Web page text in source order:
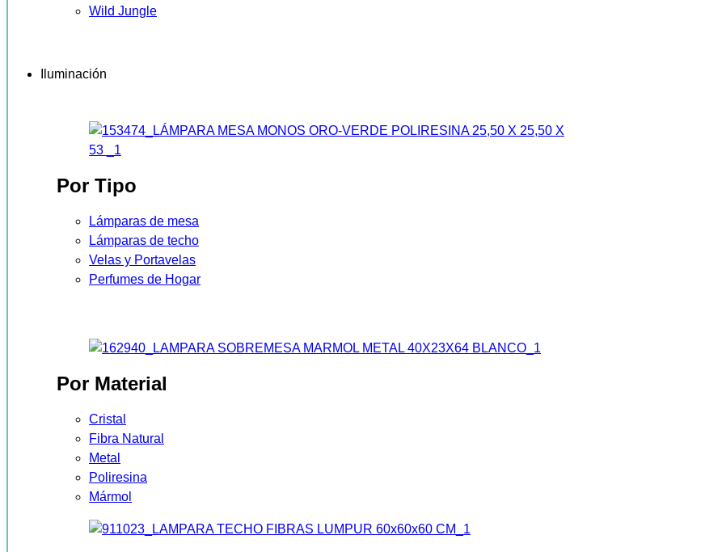
Wild Jungle
Iluminación
Por Tipo
Lámparas de mesa
Lámparas de techo
Velas y Portavelas
Perfumes de Hogar
Por Material
Cristal
Fibra Natural
Metal
Poliresina
Mármol